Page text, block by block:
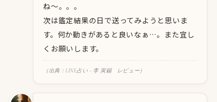
ね〜。。。
次は鑑定結果の日で送ってみようと思いま
す。何か動きがあると良いなぁ…。また宜し
くお願いします。
（出典：LINE占い - 李 寅錫 レビュー）